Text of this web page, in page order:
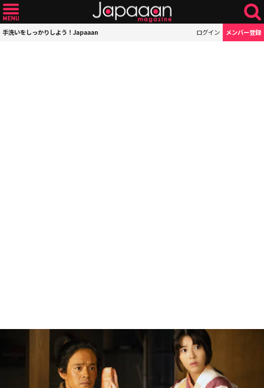
手洗いをしっかりしよう！Japaaan ログイン メンバー登録